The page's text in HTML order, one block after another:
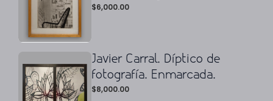
$6,000.00
Javier Carral. Díptico de
fotografía. Enmarcada.
$8,000.00